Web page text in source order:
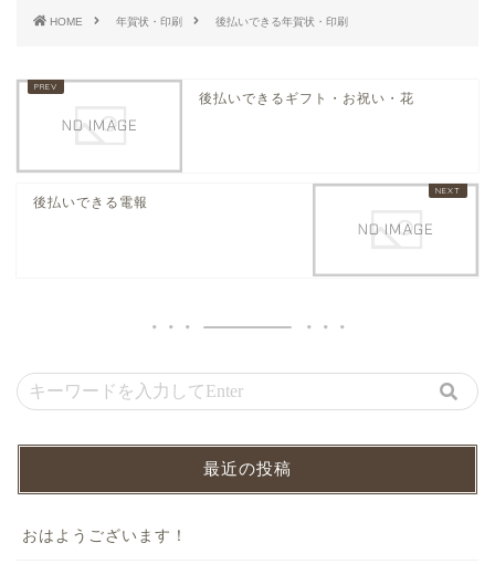
HOME 年賀状・印刷 後払いできる年賀状・印刷
後払いできるギフト・お祝い・花
後払いできる電報
最近の投稿
おはようございます！